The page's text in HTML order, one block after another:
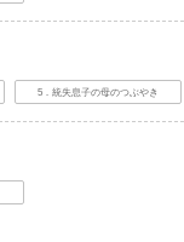
5．統失息子の母のつぶやき